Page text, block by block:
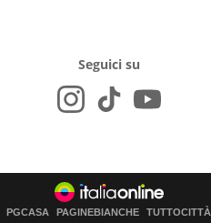
Seguici su
PGCASA PAGINEBIANCHE TUTTOCITTÀ